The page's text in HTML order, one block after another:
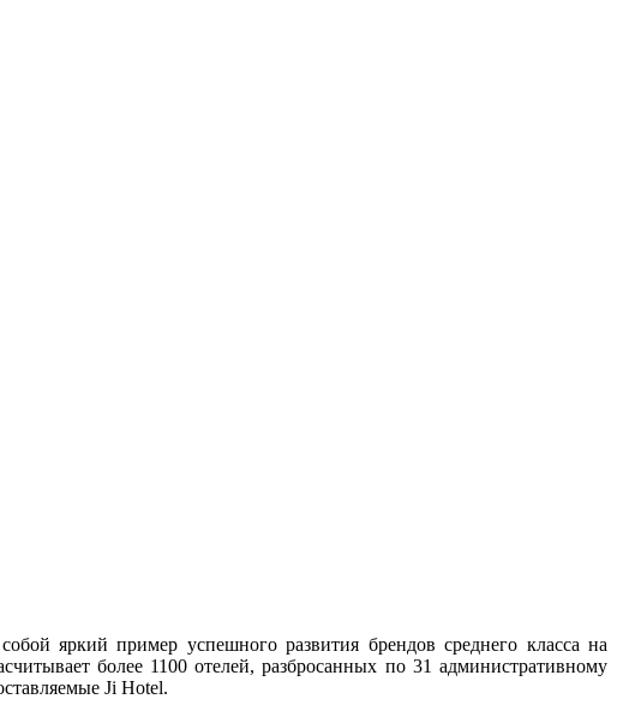
яркий пример успешного развития брендов среднего класса на
более 1100 отелей, разбросанных по 31 административному
Ji Hotel.